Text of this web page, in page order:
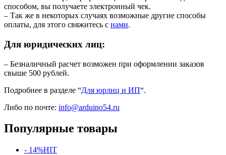
способом, вы получаете электронный чек.
– Так же в некоторых случаях возможные другие способы
оплаты, для этого свяжитесь с нами.
Для юридических лиц:
– Безналичный расчет возможен при оформлении заказов
свыше 500 рублей.
Подробнее в разделе “Для юрлиц и ИП“.
Либо по почте: info@arduino54.ru
Популярные товары
- 14%HIT